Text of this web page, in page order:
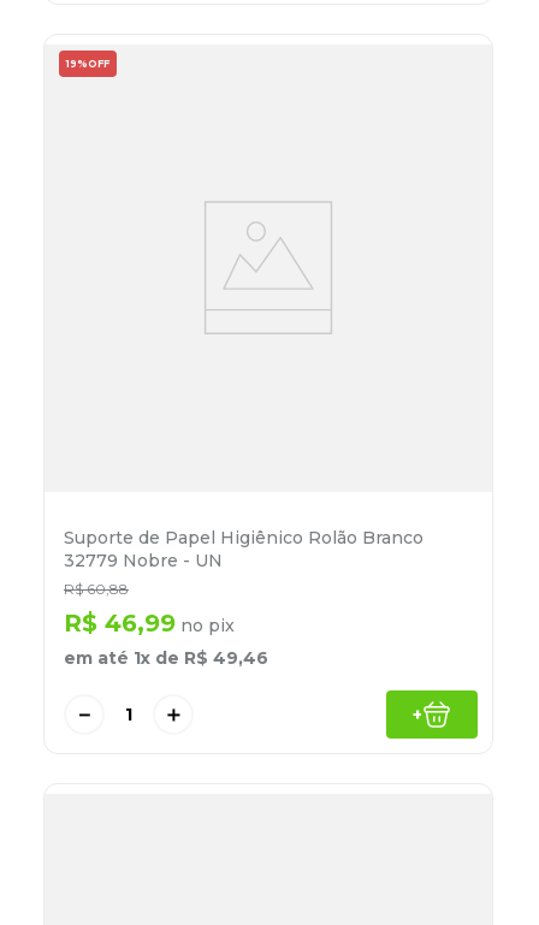
19% OFF
Suporte de Papel Higiênico Rolão Branco
32779 Nobre - UN
R$ 60,88
R$ 46,99 no pix
em até 1x de R$ 49,46
＋
－ +